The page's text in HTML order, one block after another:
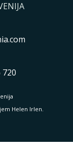
720
Helen Irlen.